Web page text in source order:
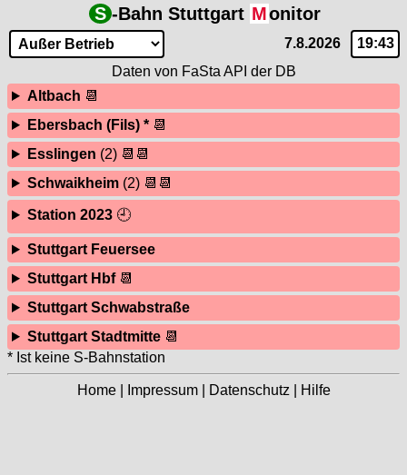
S -Bahn Stuttgart Monitor
7.8.2026
19:43
Daten von FaSta API der DB
Altbach 📆
Ebersbach (Fils) *📆
Esslingen (2) 📆📆
Schwaikheim(2) 📆📆
Station 2023🕘
Stuttgart Feuersee
Stuttgart Hbf📆
Stuttgart Schwabstraße
Stuttgart Stadtmitte📆
* Ist keine S-Bahnstation
Home| Impressum| Datenschutz Hilfe